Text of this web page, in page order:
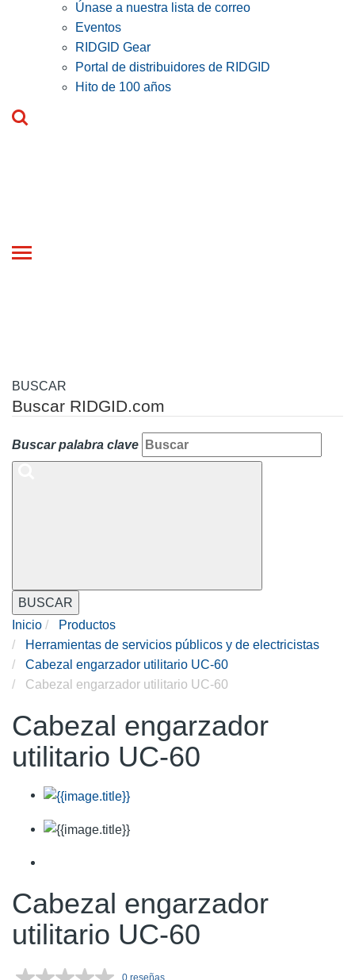
Únase a nuestra lista de correo
Eventos
RIDGID Gear
Portal de distribuidores de RIDGID
Hito de 100 años
Toggle
BUSCAR
Buscar RIDGID.com
Buscar palabra clave
BUSCAR
Inicio
Productos
Herramientas de servicios públicos y de electricistas
Cabezal engarzador utilitario UC-60
Cabezal engarzador utilitario UC-60
Cabezal engarzador
utilitario UC-60
Cabezal engarzador
utilitario UC-60
0 reseñas